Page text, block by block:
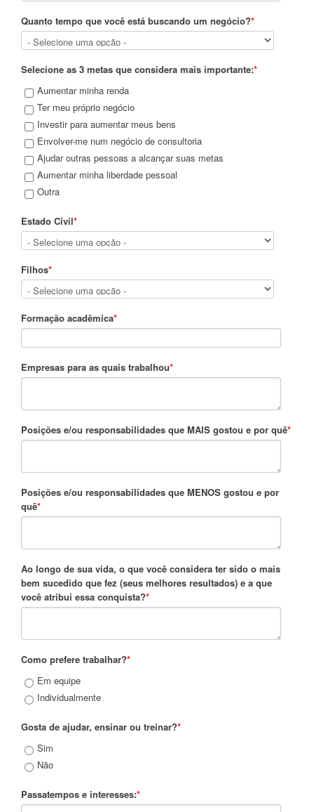
Quanto tempo que você está buscando um negócio?*
Selecione as 3 metas que considera mais importante:*
Aumentar minha renda
Ter meu próprio negócio
Investir para aumentar meus bens
Envolver-me num negócio de consultoria
Ajudar outras pessoas a alcançar suas metas
Aumentar minha liberdade pessoal
Outra
Estado Civil*
Filhos*
Formação acadêmica*
Empresas para as quais trabalhou*
Posições e/ou responsabilidades que MAIS gostou e por quê*
Posições e/ou responsabilidades que MENOS gostou e por
quê*
Ao longo de sua vida, o que você considera ter sido o mais
bem sucedido que fez (seus melhores resultados) e a que
você atribui essa conquista?*
Como prefere trabalhar?*
Em equipe
Individualmente
Gosta de ajudar, ensinar ou treinar?*
Sim
Não
Passatempos e interesses:*